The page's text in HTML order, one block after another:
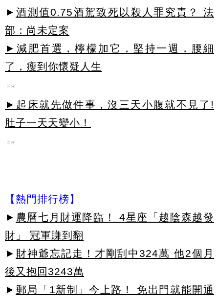
► 酒測值0.75酒駕致死以殺人罪究責？ 法
部：尚未定案
►減肥首選，檸檬加它，堅持一週，腰細
了，瘦到你懷疑人生
PR
►起床就先做件事，沒三天小腹就不見了!
肚子一天天變小！
PR
【熱門排行榜】
► 農曆七月財運降臨！ 4星座「越陰森越發
財」 冠軍賺到翻
► 財神爺忘記走！才剛刮中324萬 他2個月
後又抱回3243萬
► 郵局「1新制」今上路！ 免出門就能開通